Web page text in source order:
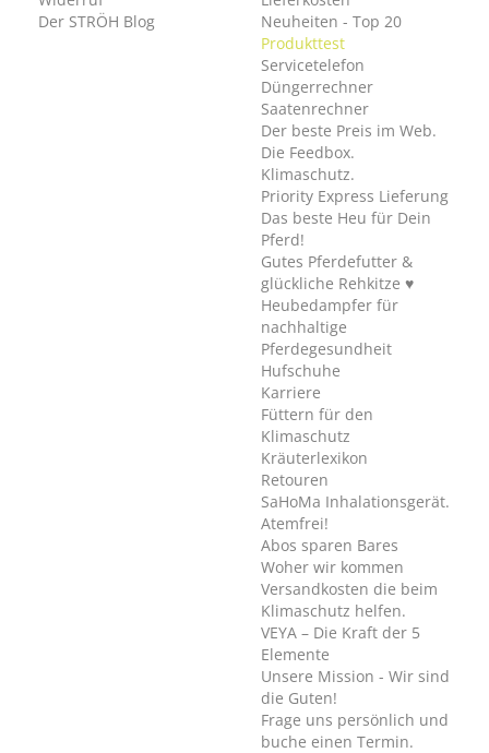
Der STRÖH Blog
Neuheiten - Top 20
Produkttest
Servicetelefon
Düngerrechner
Saatenrechner
Der beste Preis im Web.
Die Feedbox.
Klimaschutz.
Priority Express Lieferung
Das beste Heu für Dein
Pferd!
Gutes Pferdefutter &
glückliche Rehkitze ♥
Heubedampfer für
nachhaltige
Pferdegesundheit
Hufschuhe
Karriere
Füttern für den
Klimaschutz
Kräuterlexikon
Retouren
SaHoMa Inhalationsgerät.
Atemfrei!
Abos sparen Bares
Woher wir kommen
Versandkosten die beim
Klimaschutz helfen.
VEYA – Die Kraft der 5
Elemente
Unsere Mission - Wir sind
die Guten!
Frage uns persönlich und
buche einen Termin.